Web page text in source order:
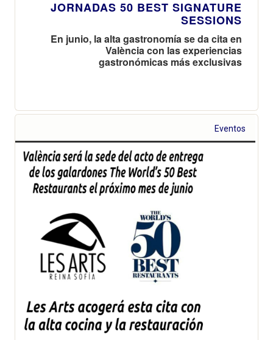
JORNADAS 50 BEST SIGNATURE
SESSIONS
En junio, la alta gastronomía se da cita en
València con las experiencias
gastronómicas más exclusivas
Eventos